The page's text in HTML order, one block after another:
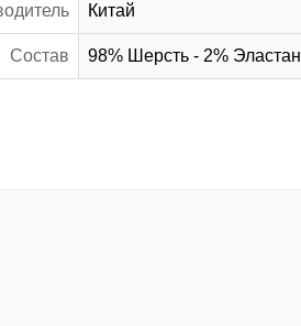
Китай
Состав 98% Шерсть - 2% Эластан